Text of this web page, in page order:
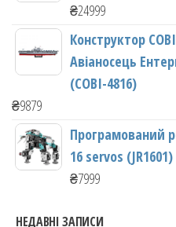
₴24999
Конструктор
Авіаносець
(COBI-4816)
₴9879
Програмований
16 servos (JR1601)
₴7999
НЕДАВНІ ЗАПИСИ